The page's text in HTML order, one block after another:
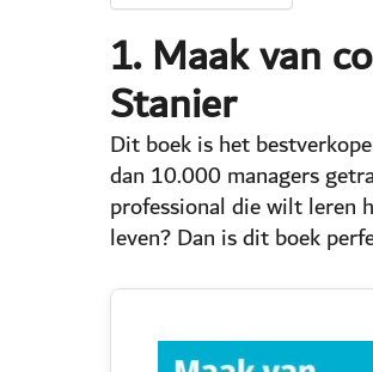
1. Maak van
Stanier
Dit boek is het
dan 10.000 managers
professional die wilt leren
leven? Dan is dit boek